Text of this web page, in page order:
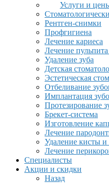
Услуги и
Рентген-снимки
Профгигиена
Лечение кариеса
Лечение
Удаление зуба
Детская
Эстетическая
Отбеливание
Имплантация
Протезирование
Брекет-система
Изготовление
Лечение
Удаление кисты и
Лечение
Специалисты
Акции и скидки
Назад